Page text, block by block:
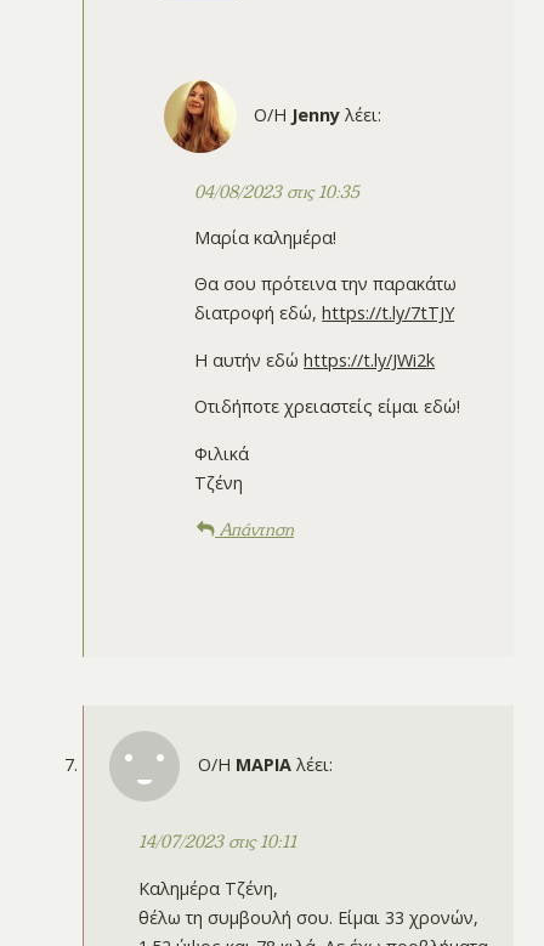
Ο/Η Jenny λέει:
04/08/2023 στις 10:35
Μαρία καλημέρα!
Θα σου πρότεινα την παρακάτω
διατροφή εδώ,https://t.ly/7tTJY
Η αυτήν εδώhttps://t.ly/JWi2k
Οτιδήποτε χρειαστείς είμαι εδώ!
Φιλικά
Τζένη
Απάντηση
Ο/Η ΜΑΡΙΑ λέει:
14/07/2023 στις 10:11
Καλημέρα Τζένη,
θέλω τη συμβουλή σου. Είμαι 33 χρονών,